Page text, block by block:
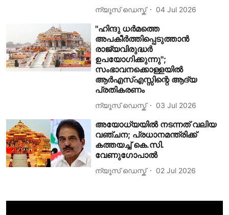
ന്യൂസ് ഡെസ്ക് 04 Jul 2026
''ഹിന്ദു ധര്‍മത്തെ
അപകീര്‍ത്തിപ്പെടുത്താന്‍
രാജ്യവിരുദ്ധര്‍
ഉപയോഗിക്കുന്നു'';
സംഭാവനക്കൊള്ളയിൽ
ആര്‍എസ്എസ്സിന്റെ ആദ്യ
പ്രതികരണം
ന്യൂസ് ഡെസ്ക് 03 Jul 2026
അയോധ്യയില്‍ നടന്നത് വലിയ
വഞ്ചന; പ്രധാനമന്ത്രിക്ക്
കത്തയച്ച് കെ.സി.
വേണുഗോപാല്‍
ന്യൂസ് ഡെസ്ക് 02 Jul 2026